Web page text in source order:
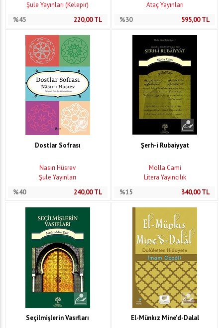
Şule Yayınları (Kelepir)
%45
220,00TL
Ataç Yayınları
%30
595,00TL
Dostlar Sofrası
Nasırı Hüsrev
Şule Yayınları
%40
240,00TL
Şerh-i Rubaiyyat
Molla Cami
Litera Yayıncılık
%15
340,00TL
Seçilmişlerin Vasıfları El-Münkız Mine'd-Dalal